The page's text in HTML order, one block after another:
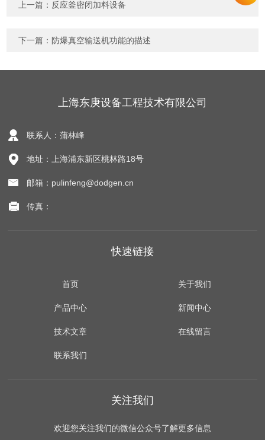
上一篇： 反应釜密闭加料设备
下一篇： 防爆真空输送机功能的描述
上海东庚设备工程技术有限公司
联系人：蒲林峰
地址：上海浦东新区桃林路18号
邮箱：pulinfeng@dodgen.cn
传真：
快速链接
首页 关于我们
产品中心 新闻中心
技术文章 在线留言
联系我们
关注我们
欢迎您关注我们的微信公众号了解更多信息